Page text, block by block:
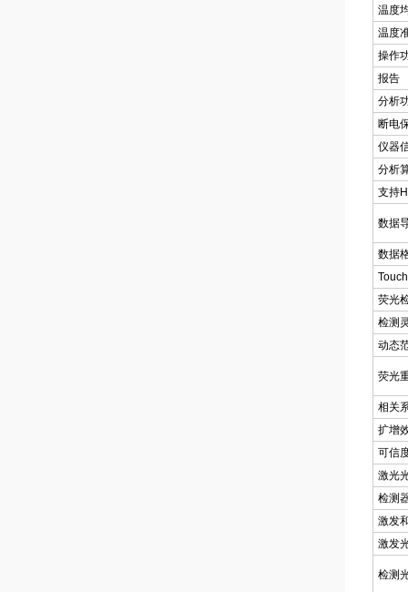
温度
温度
操作
报告
分析
断电
仪器
分析
支持
数据
数据
荧光
检测
动态
荧光
相关
扩增
可信
激光
检测
激发
激发
检测